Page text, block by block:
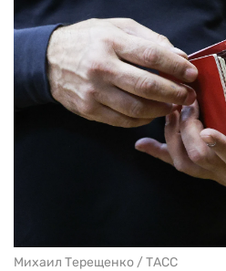
Михаил Терещенко / ТАСС